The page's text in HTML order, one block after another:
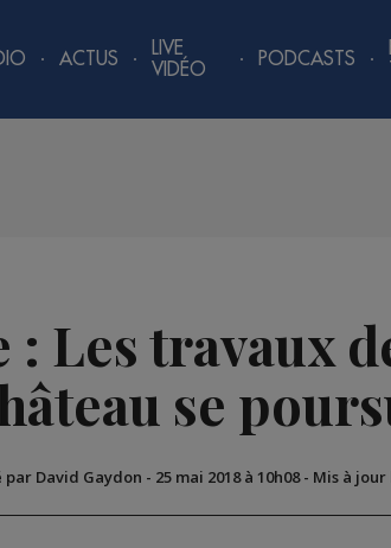
ACTUS
LIVE
VIDÉO
PODCASTS
Les travaux
se
par David Gaydon - 25 mai 2018 à 10h08- Mis à jour